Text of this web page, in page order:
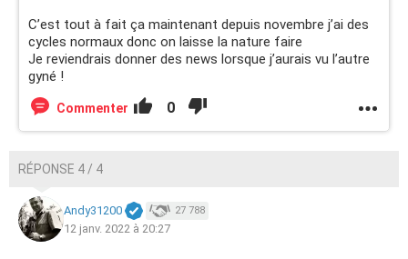
C’est tout à fait ça maintenant depuis novembre j’ai des
cycles normaux donc on laisse la nature faire
Je reviendrais donner des news lorsque j’aurais vu l’autre
gyné !
Commenter 0
RÉPONSE 4 / 4
Andy31200 27 788
12 janv. 2022 à 20:27